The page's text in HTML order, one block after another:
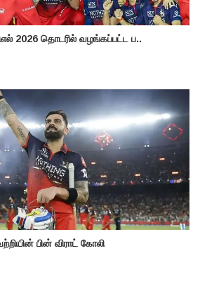
2026 தொடரில் வழங்கப்பட்ட ப..
பின் விராட் கோலி